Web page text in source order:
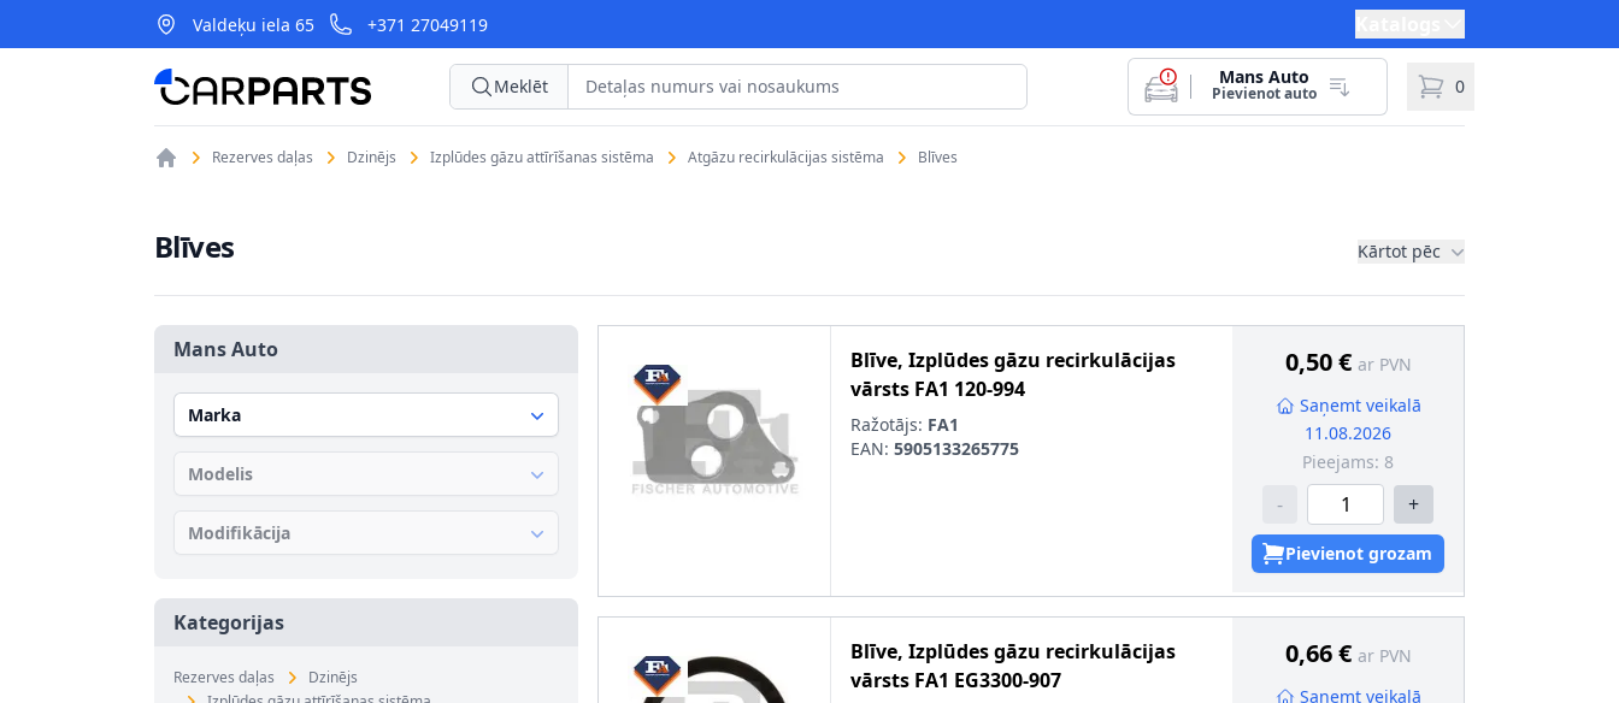
Valdeķu iela 65 +371 27049119
CarParts Meklēt Mans Auto
Pievienot auto 0
Rezerves daļas Dzinējs Izplūdes gāzu attīrīšanas sistēma Atgāzu recirkulācijas sistēma Blīves
Blīves Kārtot pēc
Mans Auto
Marka
Modelis
Modifikācija
Kategorijas
Rezerves daļas
Dzinējs
Blīve, Izplūdes gāzu recirkulācijas
vārsts FA1 120-994
Ražotājs: FA1
EAN: 5905133265775
0,50 € ar PVN
Saņemt veikalā
11.08.2026
Pieejams: 8
- +
Pievienot grozam
Blīve, Izplūdes gāzu recirkulācijas
vārsts FA1 EG3300-907
0,66 € ar PVN
Saņemt veikalā